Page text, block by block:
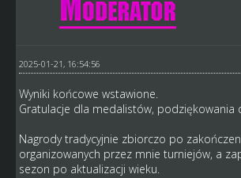
2025-01-21, 16:54:56
Wyniki końcowe wstawione.
Gratulacje dla medalistów, podziękowania
Nagrody tradycyjnie zbiorczo po
organizowanych przez mnie turniejów, a
sezon po aktualizacji wieku.